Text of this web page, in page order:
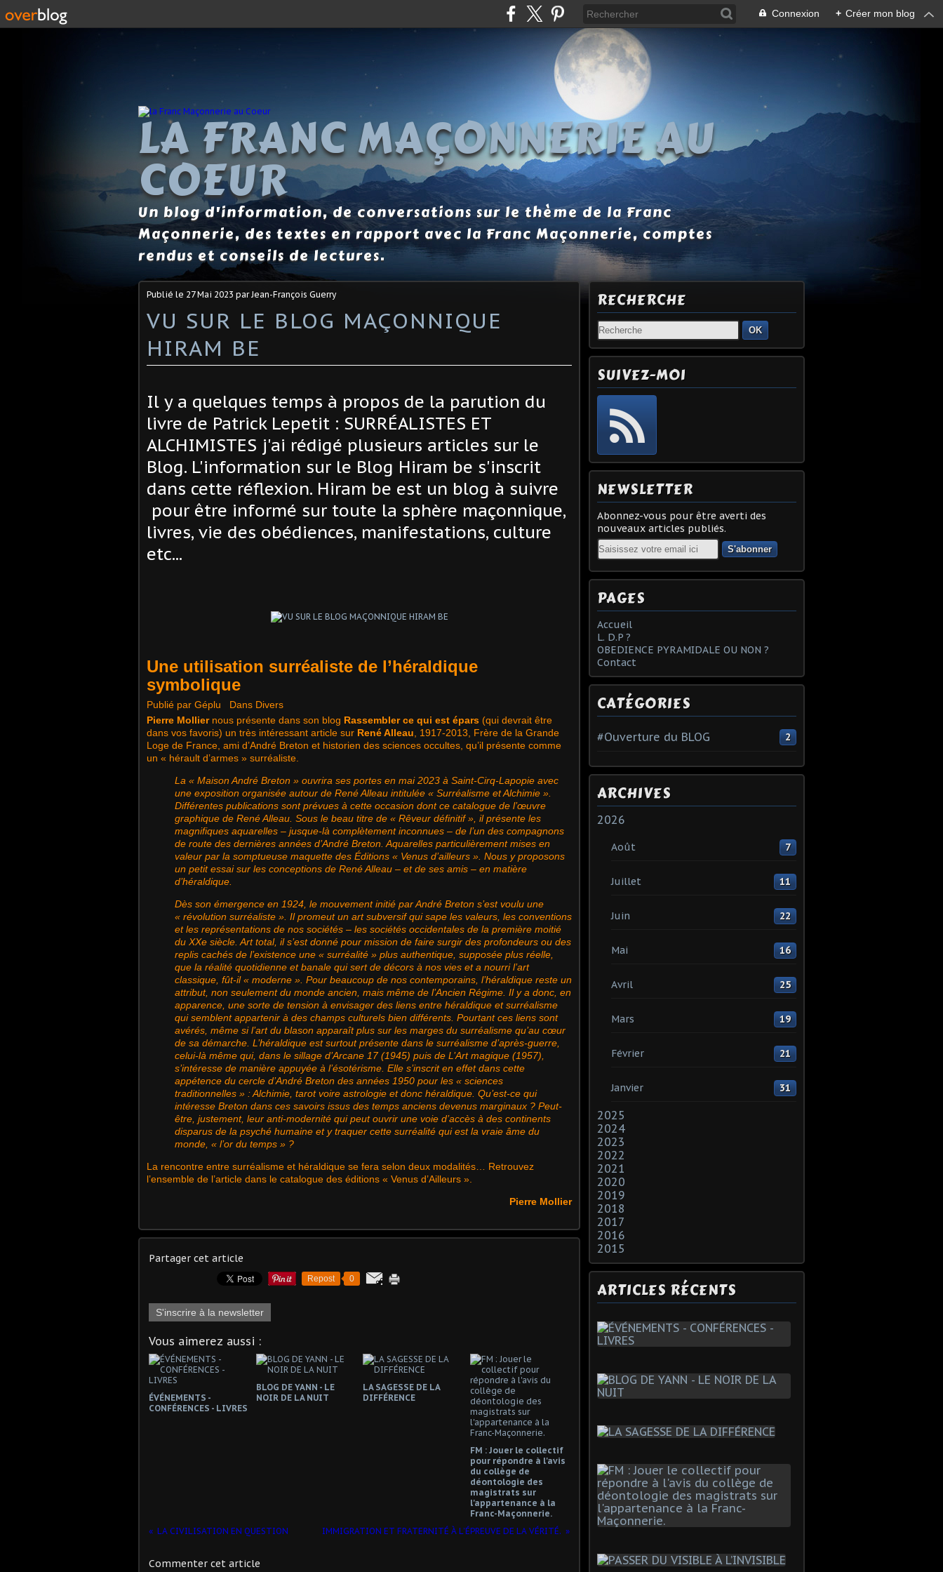
Connexion + Créer mon blog
LA FRANC MAÇONNERIE AU
COEUR
Un blog d'information, de conversations sur le thème de la Franc
Maçonnerie, des textes en rapport avec la Franc Maçonnerie, comptes
rendus et conseils de lectures.
Publié le 27 Mai 2023 par Jean-François Guerry
VU SUR LE BLOG MAÇONNIQUE
HIRAM BE
Il y a quelques temps à propos de la parution du
livre de Patrick Lepetit : SURRÉALISTES ET
ALCHIMISTES j'ai rédigé plusieurs articles sur le
Blog. L'information sur le Blog Hiram be s'inscrit
dans cette réflexion. Hiram be est un blog à suivre
pour être informé sur toute la sphère maçonnique,
livres, vie des obédiences, manifestations, culture
etc...
Une utilisation surréaliste de l’héraldique
symbolique
Publié par Géplu Dans Divers
Pierre Molliernous présente dans son blog Rassembler ce qui est épars (qui devrait être
dans vos favoris) un très intéressant article sur René Alleau , 1917-2013, Frère de la Grande
Loge de France, ami d’André Breton et historien des sciences occultes, qu’il présente comme
un « hérault d’armes » surréaliste.
La « Maison André Breton » ouvrira ses portes en mai 2023 à Saint-Cirq-Lapopie avec
une exposition organisée autour de René Alleau intitulée « Surréalisme et Alchimie ».
Différentes publications sont prévues à cette occasion dont ce catalogue de l’œuvre
graphique de René Alleau. Sous le beau titre de « Rêveur définitif », il présente les
magnifiques aquarelles – jusque-là complètement inconnues – de l’un des compagnons
de route des dernières années d’André Breton. Aquarelles particulièrement mises en
valeur par la somptueuse maquette des Éditions « Venus d’ailleurs ». Nous y proposons
un petit essai sur les conceptions de René Alleau – et de ses amis – en matière
d’héraldique.
Dès son émergence en 1924, le mouvement initié par André Breton s’est voulu une
« révolution surréaliste ». Il promeut un art subversif qui sape les valeurs, les conventions
et les représentations de nos sociétés – les sociétés occidentales de la première moitié
du XXe siècle. Art total, il s’est donné pour mission de faire surgir des profondeurs ou des
replis cachés de l’existence une « surréalité » plus authentique, supposée plus réelle,
que la réalité quotidienne et banale qui sert de décors à nos vies et a nourri l’art
classique, fût-il « moderne ». Pour beaucoup de nos contemporains, l’héraldique reste un
attribut, non seulement du monde ancien, mais même de l’Ancien Régime. Il y a donc, en
apparence, une sorte de tension à envisager des liens entre héraldique et surréalisme
qui semblent appartenir à des champs culturels bien différents. Pourtant ces liens sont
avérés, même si l’art du blason apparaît plus sur les marges du surréalisme qu’au cœur
de sa démarche. L’héraldique est surtout présente dans le surréalisme d’après-guerre,
celui-là même qui, dans le sillage d’Arcane 17 (1945) puis de L’Art magique (1957),
s’intéresse de manière appuyée à l’ésotérisme. Elle s’inscrit en effet dans cette
appétence du cercle d’André Breton des années 1950 pour les « sciences
traditionnelles » : Alchimie, tarot voire astrologie et donc héraldique. Qu’est-ce qui
intéresse Breton dans ces savoirs issus des temps anciens devenus marginaux ? Peut-
être, justement, leur anti-modernité qui peut ouvrir une voie d’accès à des continents
disparus de la psyché humaine et y traquer cette surréalité qui est la vraie âme du
monde, « l’or du temps » ?
La rencontre entre surréalisme et héraldique se fera selon deux modalités… Retrouvez
l’ensemble de l’article dans le catalogue des éditions « Venus d’Ailleurs »
Pierre Mollier
Partager cet article
Repost 0
S'inscrire à la newsletter
Vous aimerez aussi :
ÉVÉNEMENTS -
CONFÉRENCES - LIVRES
BLOG DE YANN - LE
NOIR DE LA NUIT
LA SAGESSE DE LA
DIFFÉRENCE
FM : Jouer le collectif
pour répondre à l'avis
du collège de
déontologie des
magistrats sur
l'appartenance à la
Franc-Maçonnerie.
LA CIVILISATION EN QUESTION
IMMIGRATION ET FRATERNITÉ À L’ÉPREUVE DE LA VÉRITÉ.
Commenter cet article
RECHERCHE
OK
SUIVEZ-MOI
NEWSLETTER
Abonnez-vous pour être averti des
nouveaux articles publiés.
Email
PAGES
Accueil
L. D.P ?
OBEDIENCE PYRAMIDALE OU NON ?
Contact
CATÉGORIES
#Ouverture du BLOG 2
ARCHIVES
2026
Août 7
Juillet 11
Juin 22
Mai 16
Avril 25
Mars 19
Février 21
Janvier 31
2025
2024
2023
2022
2021
2020
2019
2018
2017
2016
2015
ARTICLES RÉCENTS